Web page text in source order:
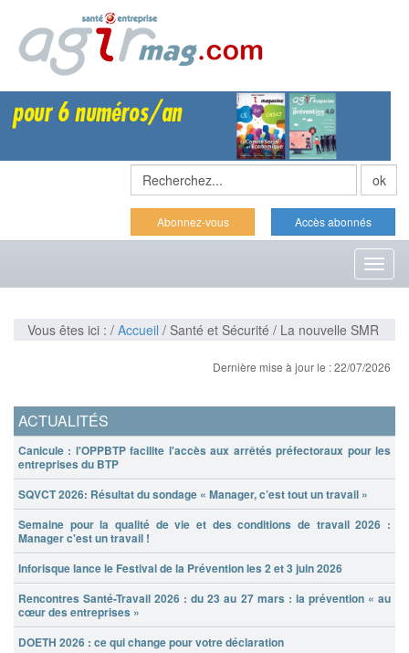
Abonnez-vous Accès abonnés
Vous êtes ici : / Accueil / Santé et Sécurité / La nouvelle SMR
Dernière mise à jour le : 22/07/2026
ACTUALITÉS
Canicule : l'OPPBTP facilite l'accès aux arrêtés préfectoraux pour les
entreprises du BTP
SQVCT 2026: Résultat du sondage « Manager, c’est tout un travail »
Semaine pour la qualité de vie et des conditions de travail 2026 :
Manager c'est un travail !
Inforisque lance le Festival de la Prévention les 2 et 3 juin 2026
Rencontres Santé-Travail 2026 : du 23 au 27 mars : la prévention « au
cœur des entreprises »
DOETH 2026 : ce qui change pour votre déclaration